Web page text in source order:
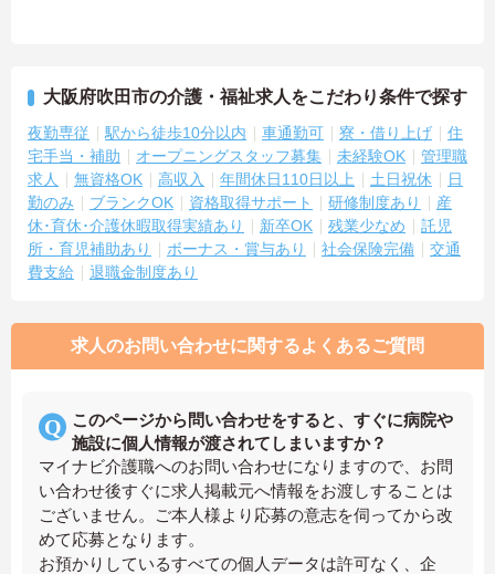
大阪府吹田市の介護・福祉求人をこだわり条件で探す
夜勤専従 駅から徒歩10分以内 車通勤可 寮・借り上げ
住
宅手当・補助
オープニングスタッフ募集 未経験OK
管理職
求人
無資格OK 高収入 年間休日110日以上 土日祝休
日
勤のみ
ブランクOK 資格取得サポート 研修制度あり
産
休･育休･介護休暇取得実績あり
新卒OK 残業少なめ
託児
所・育児補助あり
ボーナス・賞与あり 社会保険完備
交通
費支給
退職金制度あり
求人のお問い合わせに関するよくあるご質問
このページから問い合わせをすると、すぐに病院や
施設に個人情報が渡されてしまいますか？
マイナビ介護職へのお問い合わせになりますので、お問
い合わせ後すぐに求人掲載元へ情報をお渡しすることは
ございません。ご本人様より応募の意志を伺ってから改
めて応募となります。
お預かりしているすべての個人データは許可なく、企